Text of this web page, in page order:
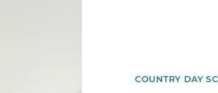
COUNTRY DAY